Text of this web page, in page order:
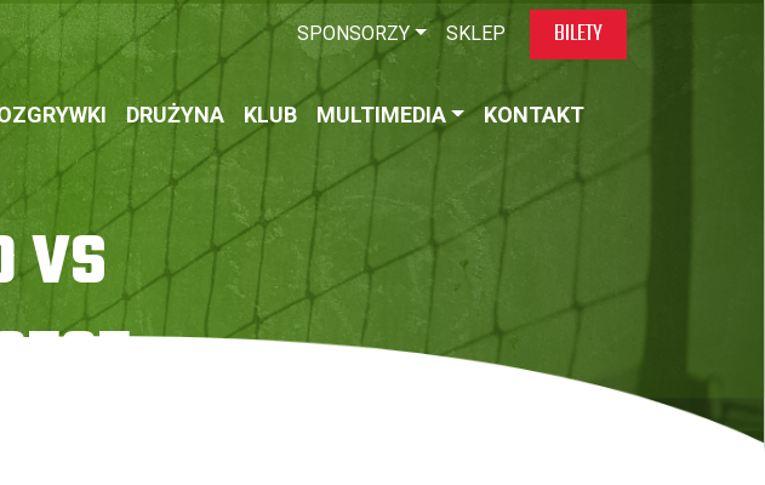
SPONSORZY SKLEP BILETY
DRUŻYNA KLUB MULTIMEDIA KONTAKT
VS